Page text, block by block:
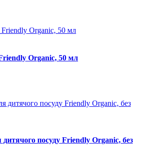
Organic, 50 мл
дитячого посуду Friendly Organic, без